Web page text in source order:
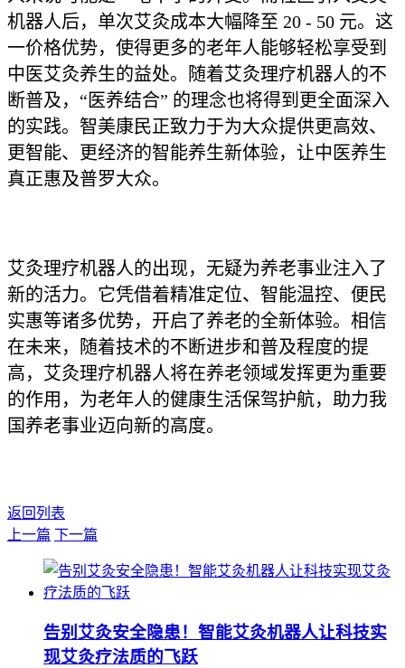
机器人后，单次艾灸成本大幅降至 20 - 50 元。这
一价格优势，使得更多的老年人能够轻松享受到
中医艾灸养生的益处。随着艾灸理疗机器人的不
断普及，“医养结合” 的理念也将得到更全面深入
的实践。智美康民正致力于为大众提供更高效、
更智能、更经济的智能养生新体验，让中医养生
真正惠及普罗大众。
艾灸理疗机器人的出现，无疑为养老事业注入了
新的活力。它凭借着精准定位、智能温控、便民
实惠等诸多优势，开启了养老的全新体验。相信
在未来，随着技术的不断进步和普及程度的提
高，艾灸理疗机器人将在养老领域发挥更为重要
的作用，为老年人的健康生活保驾护航，助力我
国养老事业迈向新的高度。
返回列表
上一篇 下一篇
告别艾灸安全隐患！智能艾灸机器人让科技实
现艾灸疗法质的飞跃